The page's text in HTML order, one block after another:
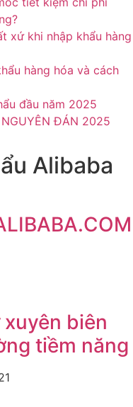
xứ khi nhập khẩu hàng
hàng hóa và cách
đầu năm 2025
NGUYÊN ĐÁN 2025
Alibaba
biên
tiềm năng